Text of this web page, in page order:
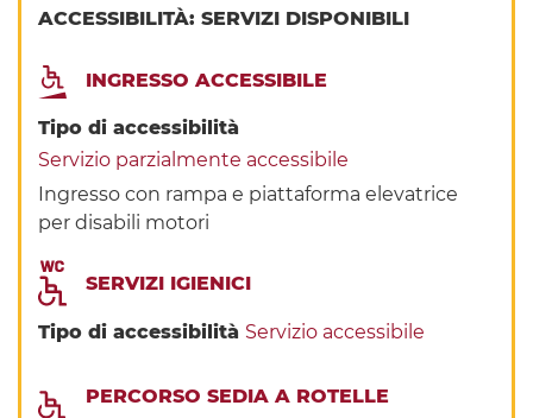
ACCESSIBILITÀ: SERVIZI DISPONIBILI
INGRESSO ACCESSIBILE
Tipo di accessibilità
Servizio parzialmente accessibile
Ingresso con rampa e piattaforma elevatrice
per disabili motori
SERVIZI IGIENICI
Tipo di accessibilità Servizio accessibile
PERCORSO SEDIA A ROTELLE